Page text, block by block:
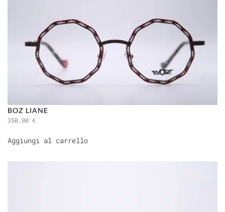
BOZ LIANE
350,00 €
Aggiungi al carrello